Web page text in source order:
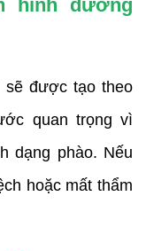
hình đường
sẽ được tạo theo
quan trọng vì
dạng phào. Nếu
hoặc mất thẩm